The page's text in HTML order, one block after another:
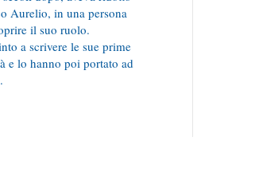
Aurelio, in una persona
il suo ruolo.
a scrivere le sue prime
e lo hanno poi portato ad